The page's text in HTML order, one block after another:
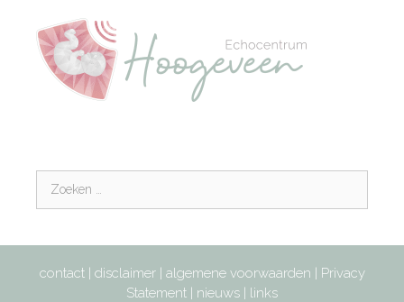
contact| disclaimer| algemene voorwaarden | Privacy
Statement | nieuws | links